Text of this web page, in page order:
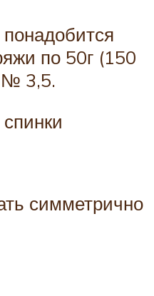
по 50г (150
№ 3,5.
симметрично